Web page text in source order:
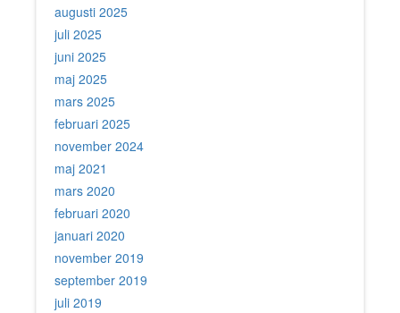
augusti 2025
juli 2025
juni 2025
maj 2025
mars 2025
februari 2025
november 2024
maj 2021
mars 2020
februari 2020
januari 2020
november 2019
september 2019
juli 2019